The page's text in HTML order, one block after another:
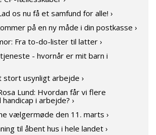
os nu få et samfund for alle! ›
på en ny måde i din postkasse ›
Fra to-do-lister til latter ›
- hvornår er mit barn i
stort usynligt arbejde ›
Lund: Hvordan får vi flere
i arbejde? ›
vælgermøde den 11. marts ›
til åbent hus i hele landet ›